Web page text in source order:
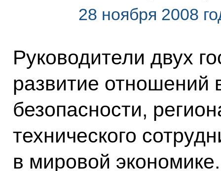
28 ноября 2008
Руководители двух
развитие отношений
безопасности,
технического
в мировой экономике.